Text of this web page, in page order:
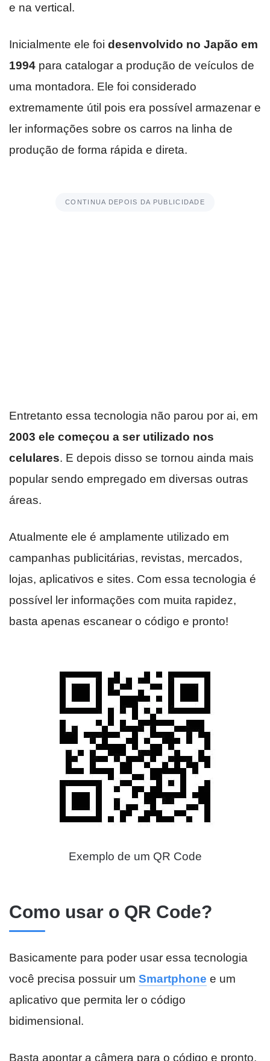
e na vertical.
Inicialmente ele foi desenvolvido no Japão em
1994 para catalogar a produção de veículos de
uma montadora. Ele foi considerado
extremamente útil pois era possível armazenar e
ler informações sobre os carros na linha de
produção de forma rápida e direta.
CONTINUA DEPOIS DA PUBLICIDADE
Entretanto essa tecnologia não parou por ai, em
2003 ele começou a ser utilizado nos
celulares. E depois disso se tornou ainda mais
popular sendo empregado em diversas outras
áreas.
Atualmente ele é amplamente utilizado em
campanhas publicitárias, revistas, mercados,
lojas, aplicativos e sites. Com essa tecnologia é
possível ler informações com muita rapidez,
basta apenas escanear o código e pronto!
Exemplo de um QR Code
Como usar o QR Code?
Basicamente para poder usar essa tecnologia
você precisa possuir um Smartphone e um
aplicativo que permita ler o código
bidimensional.
Basta apontar a câmera para o código e pronto,